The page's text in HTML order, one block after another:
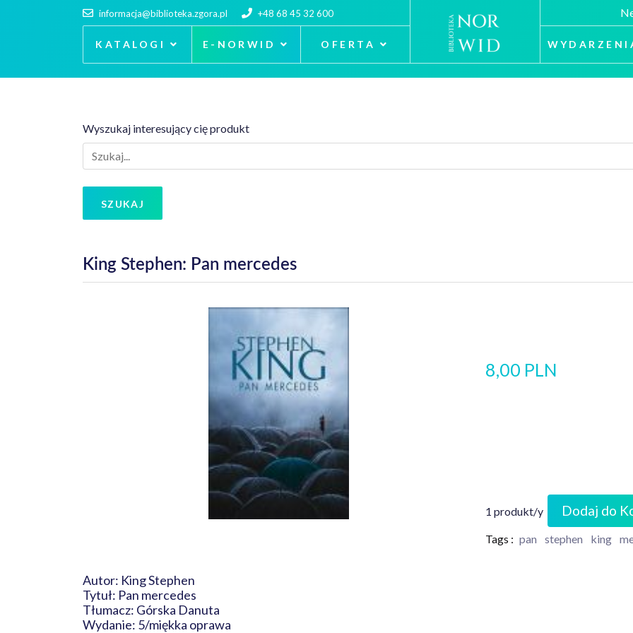
informacja@biblioteka.zgora.pl +48 68 45 32 600
KATALOGI E-NORWID OFERTA
Wyszukaj interesujący cię produkt
SZUKAJ
King Stephen: Pan mercedes
8,00 PLN
1 produkt/y Dodaj do
Tags : pan stephen king
Autor: King Stephen
Tytuł: Pan mercedes
Tłumacz: Górska Danuta
Wydanie: 5/miękka oprawa